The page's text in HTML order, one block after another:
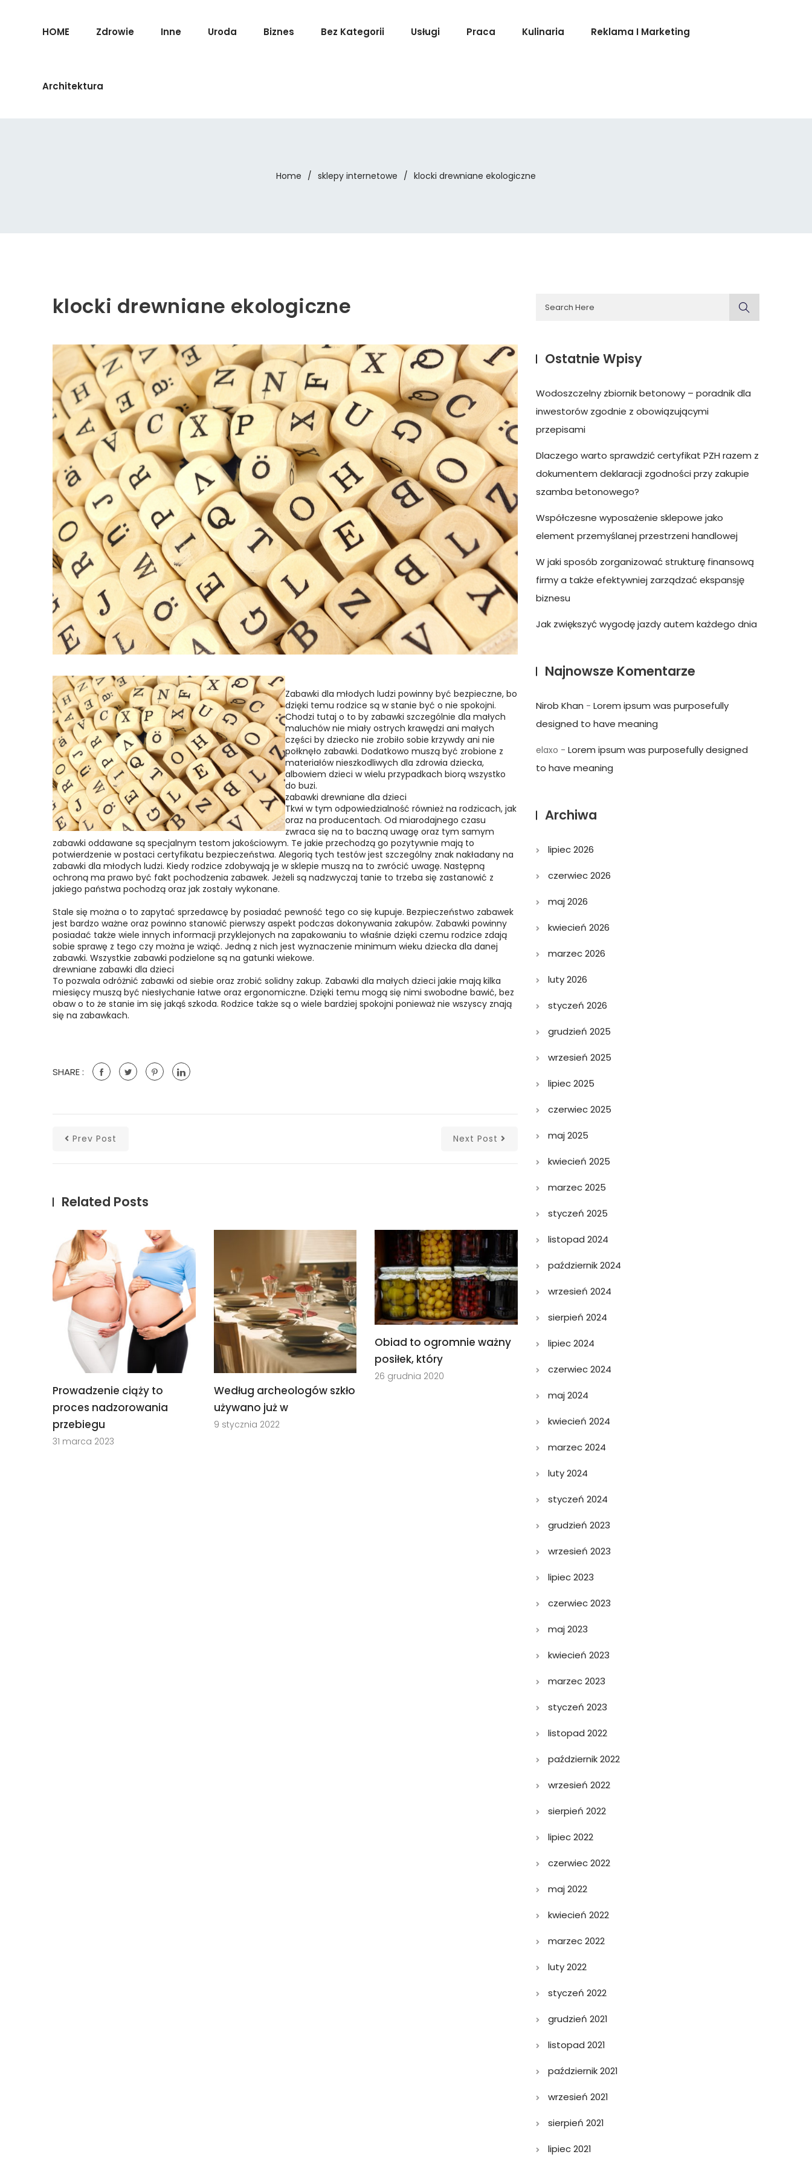
HOME Zdrowie Inne Uroda Biznes Bez Kategorii Usługi Praca Kulinaria Reklama I Marketing
Architektura
Home / sklepy internetowe / klocki drewniane ekologiczne
klocki drewniane ekologiczne
Zabawki dla młodych ludzi powinny być bezpieczne, bo
dzięki temu rodzice są w stanie być o nie spokojni.
Chodzi tutaj o to by zabawki szczególnie dla małych
maluchów nie miały ostrych krawędzi ani małych
części by dziecko nie zrobiło sobie krzywdy ani nie
połknęło zabawki. Dodatkowo muszą być zrobione z
materiałów nieszkodliwych dla zdrowia dziecka,
albowiem dzieci w wielu przypadkach biorą wszystko
do buzi.
zabawki drewniane dla dzieci
Tkwi w tym odpowiedzialność również na rodzicach, jak
oraz na producentach. Od miarodajnego czasu
zwraca się na to baczną uwagę oraz tym samym
zabawki oddawane są specjalnym testom jakościowym. Te jakie przechodzą go pozytywnie mają to
potwierdzenie w postaci certyfikatu bezpieczeństwa. Alegorią tych testów jest szczególny znak nakładany na
zabawki dla młodych ludzi. Kiedy rodzice zdobywają je w sklepie muszą na to zwrócić uwagę. Następną
ochroną ma prawo być fakt pochodzenia zabawek. Jeżeli są nadzwyczaj tanie to trzeba się zastanowić z
jakiego państwa pochodzą oraz jak zostały wykonane.
Stale się można o to zapytać sprzedawcę by posiadać pewność tego co się kupuje. Bezpieczeństwo zabawek
jest bardzo ważne oraz powinno stanowić pierwszy aspekt podczas dokonywania zakupów. Zabawki powinny
posiadać także wiele innych informacji przyklejonych na zapakowaniu to właśnie dzięki czemu rodzice zdają
sobie sprawę z tego czy można je wziąć. Jedną z nich jest wyznaczenie minimum wieku dziecka dla danej
zabawki. Wszystkie zabawki podzielone są na gatunki wiekowe.
drewniane zabawki dla dzieci
To pozwala odróżnić zabawki od siebie oraz zrobić solidny zakup. Zabawki dla małych dzieci jakie mają kilka
miesięcy muszą być niesłychanie łatwe oraz ergonomiczne. Dzięki temu mogą się nimi swobodne bawić, bez
obaw o to że stanie im się jakąś szkoda. Rodzice także są o wiele bardziej spokojni ponieważ nie wszyscy znają
się na zabawkach.
SHARE :
Prev Post Next Post
Related Posts
Prowadzenie ciąży to
proces nadzorowania
przebiegu
31 marca 2023
Według archeologów szkło
używano już w
9 stycznia 2022
Obiad to ogromnie ważny
posiłek, który
26 grudnia 2020
Ostatnie Wpisy
Wodoszczelny zbiornik betonowy – poradnik dla
inwestorów zgodnie z obowiązującymi
przepisami
Dlaczego warto sprawdzić certyfikat PZH razem z
dokumentem deklaracji zgodności przy zakupie
szamba betonowego?
Współczesne wyposażenie sklepowe jako
element przemyślanej przestrzeni handlowej
W jaki sposób zorganizować strukturę finansową
firmy a także efektywniej zarządzać ekspansję
biznesu
Jak zwiększyć wygodę jazdy autem każdego dnia
Najnowsze Komentarze
Nirob Khan - Lorem ipsum was purposefully
designed to have meaning
elaxo - Lorem ipsum was purposefully designed
to have meaning
Archiwa
lipiec 2026
czerwiec 2026
maj 2026
kwiecień 2026
marzec 2026
luty 2026
styczeń 2026
grudzień 2025
wrzesień 2025
lipiec 2025
czerwiec 2025
maj 2025
kwiecień 2025
marzec 2025
styczeń 2025
listopad 2024
październik 2024
wrzesień 2024
sierpień 2024
lipiec 2024
czerwiec 2024
maj 2024
kwiecień 2024
marzec 2024
luty 2024
styczeń 2024
grudzień 2023
wrzesień 2023
lipiec 2023
czerwiec 2023
maj 2023
kwiecień 2023
marzec 2023
styczeń 2023
listopad 2022
październik 2022
wrzesień 2022
sierpień 2022
lipiec 2022
czerwiec 2022
maj 2022
kwiecień 2022
marzec 2022
luty 2022
styczeń 2022
grudzień 2021
listopad 2021
październik 2021
wrzesień 2021
sierpień 2021
lipiec 2021